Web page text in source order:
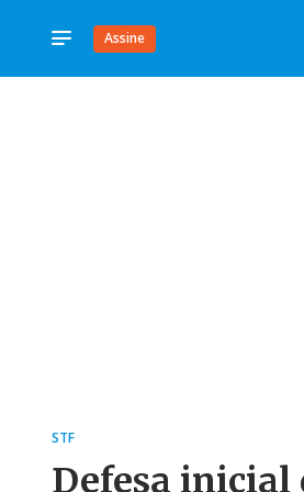
Assine
STF
Defesa inicial